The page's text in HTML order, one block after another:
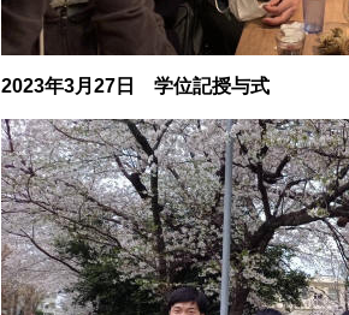
2023年3月27日 学位記授与式